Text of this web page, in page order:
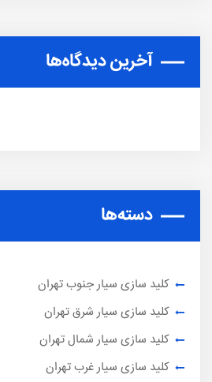
آخرین دیدگاه‌ها
دسته‌ها
کلید سازی سیار جنوب تهران
کلید سازی سیار شرق تهران
کلید سازی سیار شمال تهران
کلید سازی سیار غرب تهران